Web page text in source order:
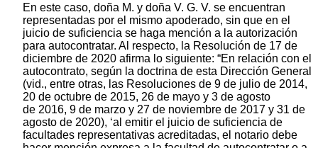
En este caso, doña M. y doña V. G. V. se encuentran
representadas por el mismo apoderado, sin que en el
juicio de suficiencia se haga mención a la autorización
para autocontratar. Al respecto, la Resolución de 17 de
diciembre de 2020 afirma lo siguiente: “En relación con el
autocontrato, según la doctrina de esta Dirección General
(vid., entre otras, las Resoluciones de 9 de julio de 2014,
20 de octubre de 2015, 26 de mayo y 3 de agosto
de 2016, 9 de marzo y 27 de noviembre de 2017 y 31 de
agosto de 2020), ‘al emitir el juicio de suficiencia de
facultades representativas acreditadas, el notario debe